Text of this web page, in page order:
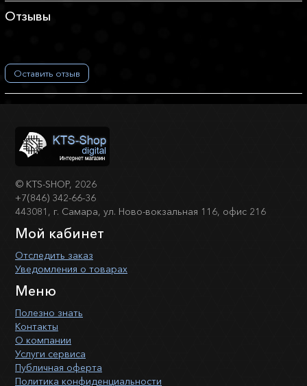
Отзывы
Оставить отзыв
© KTS-SHOP, 2026
+7(846) 342-66-36
443081, г. Самара, ул. Ново-вокзальная 116, офис 216
Мой кабинет
Отследить заказ
Уведомления о товарах
Меню
Полезно знать
Контакты
О компании
Услуги сервиса
Публичная оферта
Политика конфиденциальности